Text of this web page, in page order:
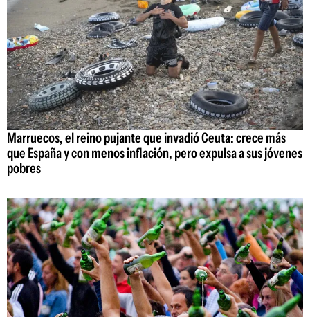
Marruecos, el reino pujante que invadió Ceuta: crece más
que España y con menos inflación, pero expulsa a sus jóvenes
pobres